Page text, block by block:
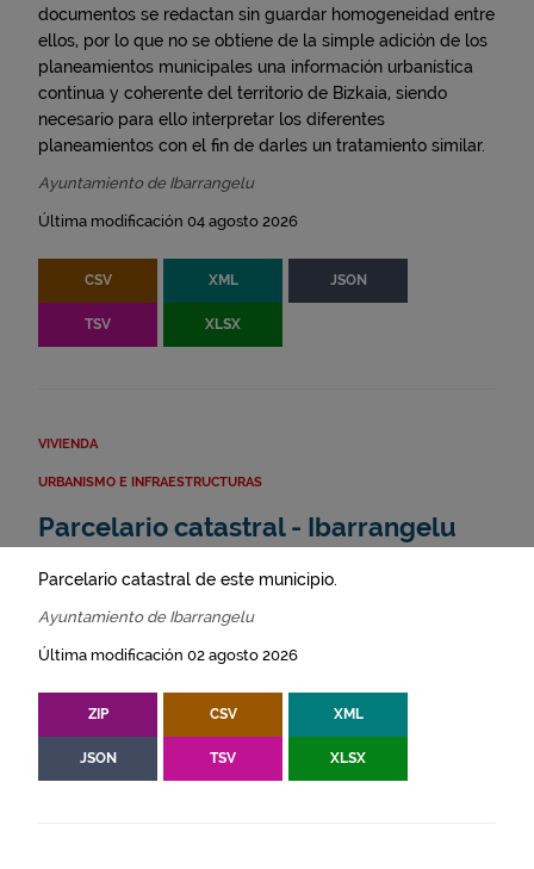
documentos se redactan sin guardar homogeneidad entre
ellos, por lo que no se obtiene de la simple adición de los
planeamientos municipales una información urbanística
continua y coherente del territorio de Bizkaia, siendo
necesario para ello interpretar los diferentes
planeamientos con el fin de darles un tratamiento similar.
Ayuntamiento de Ibarrangelu
Última modificación 04 agosto 2026
CSV XML JSON
TSV XLSX
VIVIENDA
URBANISMO E INFRAESTRUCTURAS
Parcelario catastral - Ibarrangelu
Parcelario catastral de este municipio.
Ayuntamiento de Ibarrangelu
Última modificación 02 agosto 2026
ZIP CSV XML
JSON TSV XLSX